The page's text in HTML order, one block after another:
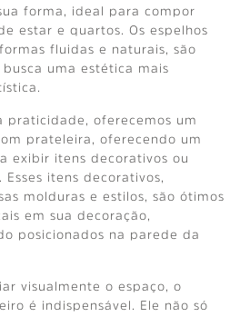
forma, ideal para compor
estar e quartos. Os espelhos
fluidas e naturais, são
uma estética mais
praticidade, oferecemos um
prateleira, oferecendo um
exibir itens decorativos ou
Esses itens decorativos,
molduras e estilos, são ótimos
em sua decoração,
posicionados na parede da
visualmente o espaço, o
é indispensável. Ele não só